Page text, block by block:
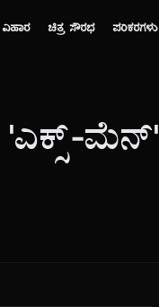
ವಿಹಾರ ಚಿತ್ರ ಸೌರಭ ಪರಿಕರಗಳು
'ಎಕ್ಸ್-ಮೆನ್'